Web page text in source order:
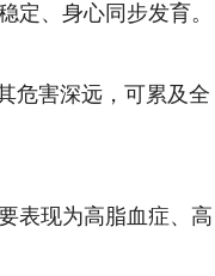
定、身心同步发育。
危害深远，可累及全
表现为高脂血症、高